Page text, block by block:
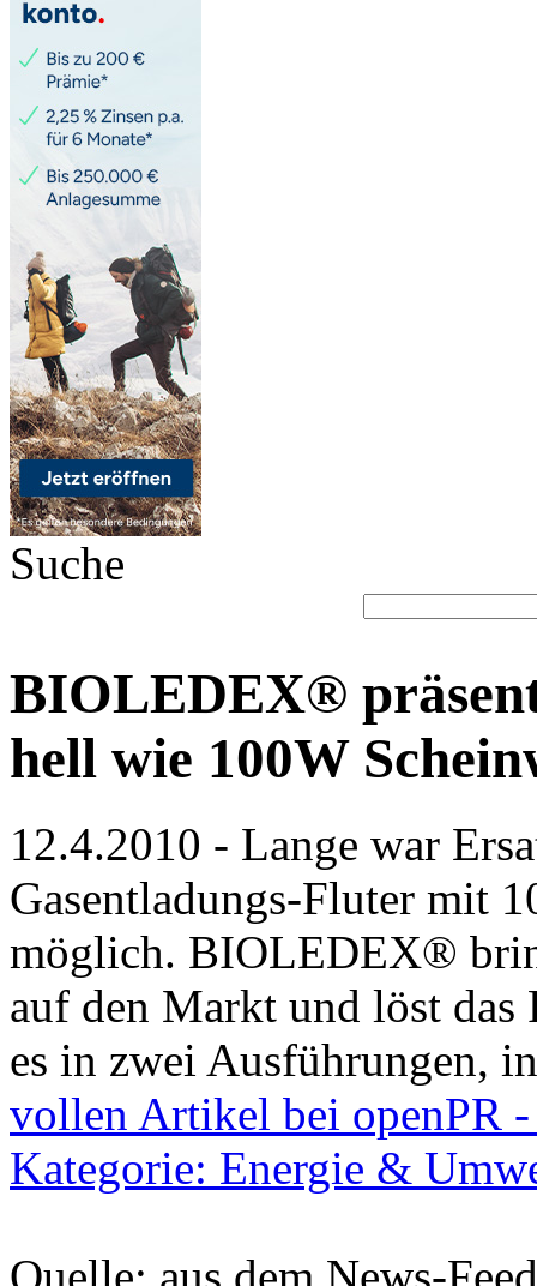
Suche
BIOLEDEX®
hell wie 100W
12.4.2010 - Lange war
Gasentladungs-Fluter mit
möglich. BIOLEDEX®
auf den Markt und löst
es in zwei Ausführungen,
vollen Artikel bei openPR
Kategorie: Energie &
Quelle: aus dem News-